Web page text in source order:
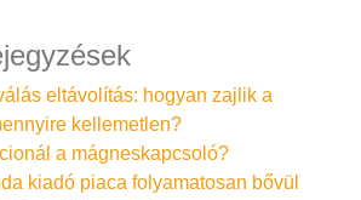
eltávolítás: hogyan zajlik a
kellemetlen?
a mágneskapcsoló?
kiadó piaca folyamatosan bővül